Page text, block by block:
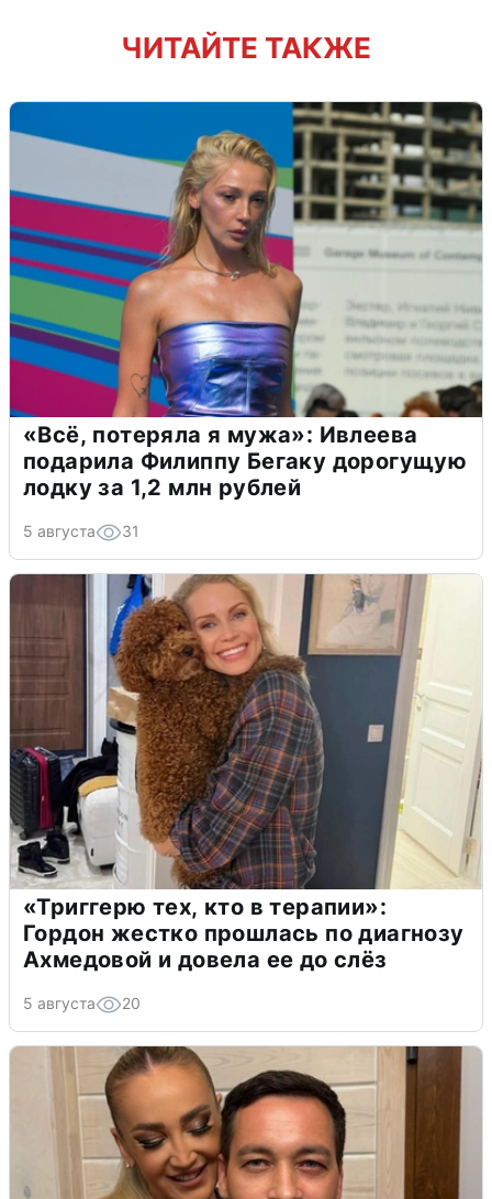
ЧИТАЙТЕ ТАКЖЕ
«Всё, потеряла я мужа»: Ивлеева
подарила Филиппу Бегаку дорогущую
лодку за 1,2 млн рублей
5 августа 31
«Триггерю тех, кто в терапии»:
Гордон жестко прошлась по диагнозу
Ахмедовой и довела ее до слёз
5 августа 20